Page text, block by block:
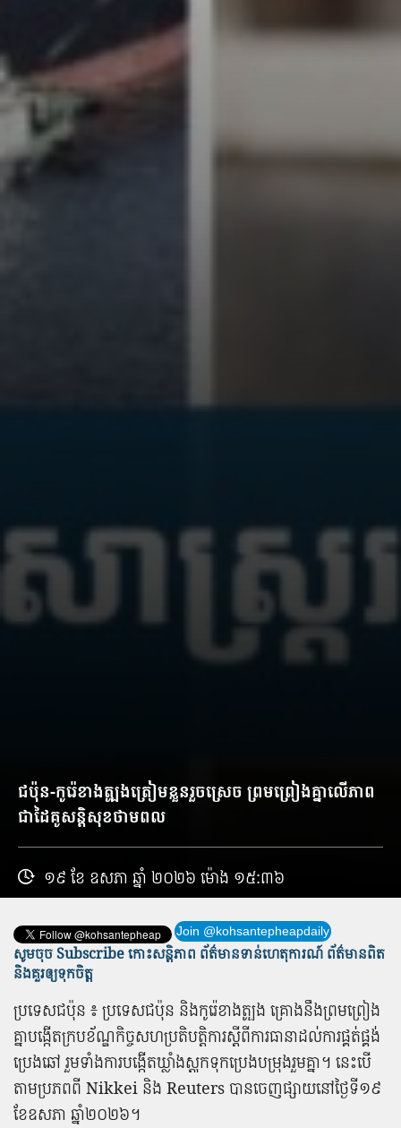
ជប៉ុន​-​កូរ៉េ​ខាងត្បូង​ត្រៀមខ្លួន​រួច​ស្រេច ព្រមព្រៀង​គ្នា​លើ​ភាព​
ជា​ដៃគូ​សន្តិសុខ​ថាមពល
១៩ ខែ ឧសភា ឆ្នាំ ២០២៦ ម៉ោង ១៥:៣៦
Join @kohsantepheapdaily
សូមចុច Subscribe កោះសន្តិភាព ព័ត៌មាន​ទាន់​ហេតុការណ៍ ព័ត៌មានពិត
និង​គួរឲ្យទុកចិត្ត
ប្រទេស​ជប៉ុន ៖ ប្រទេស​ជប៉ុន និង​កូរ៉េ​ខាងត្បូង គ្រោង​នឹង​ព្រមព្រៀង​
គ្នា​បង្កើត​ក្របខ័ណ្ឌ​កិច្ច​សហប្រតិបត្តិការ​ស្តី​ពី​ការ​ធានា​ដល់​ការ​ផ្គត់ផ្គង់​
ប្រេង​ឆៅ រួម​ទាំង​ការ​បង្កើត​ឃ្លាំង​ស្តុក​ទុក​ប្រេង​បម្រុង​រួម​គ្នា​។ នេះ​បើ​
តាម​ប្រភព​ពី Nikkei និង Reuters បាន​ចេញផ្សាយ​នៅ​ថ្ងៃ​ទី​១៩
ខែឧសភា ឆ្នាំ​២០២៦​។